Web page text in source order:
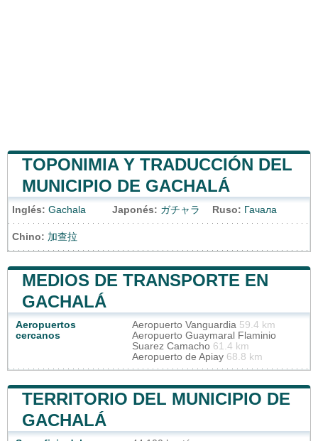
TOPONIMIA Y TRADUCCIÓN DEL
MUNICIPIO DE GACHALÁ
Inglés: Gachala Japonés: ガチャラ Ruso: Гачала
Chino: 加查拉
MEDIOS DE TRANSPORTE EN
GACHALÁ
Aeropuertos
cercanos
Aeropuerto Vanguardia 59.4 km
Aeropuerto Guaymaral Flaminio
Suarez Camacho 61.4 km
Aeropuerto de Apiay 68.8 km
TERRITORIO DEL MUNICIPIO DE
GACHALÁ